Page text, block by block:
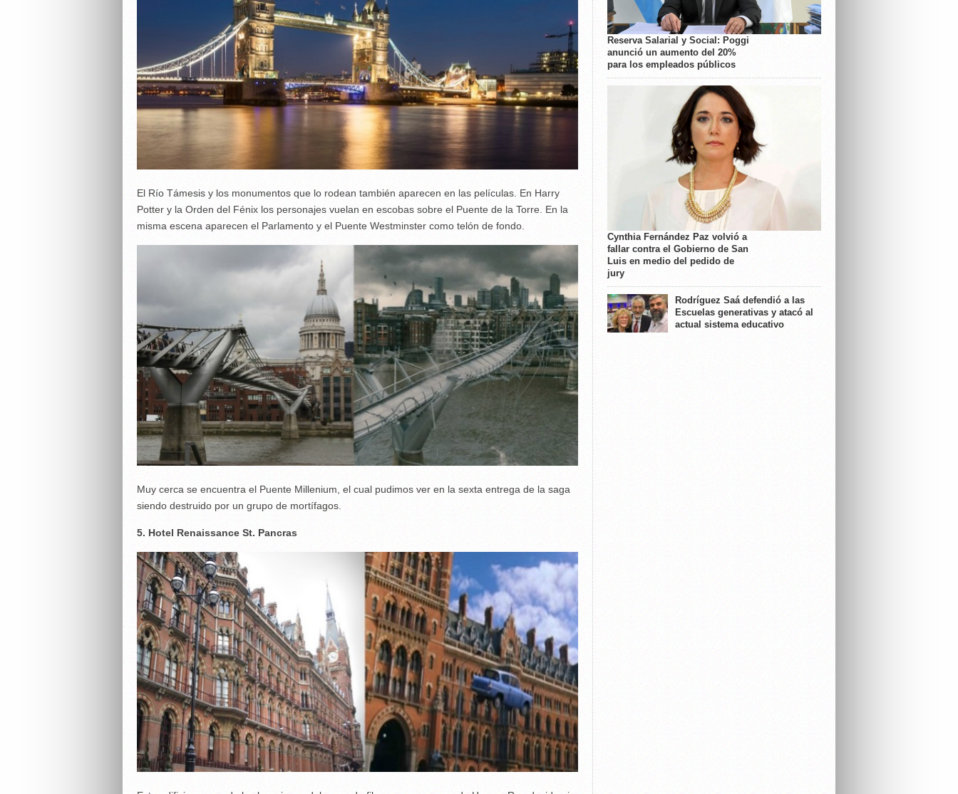
El Río Támesis y los monumentos que lo rodean también aparecen en las películas. En Harry
Potter y la Orden del Fénix los personajes vuelan en escobas sobre el Puente de la Torre. En la
misma escena aparecen el Parlamento y el Puente Westminster como telón de fondo.
Muy cerca se encuentra el Puente Millenium, el cual pudimos ver en la sexta entrega de la saga
siendo destruido por un grupo de mortífagos.
5. Hotel Renaissance St. Pancras
Reserva Salarial y Social: Poggi
anunció un aumento del 20%
para los empleados públicos
Cynthia Fernández Paz volvió a
fallar contra el Gobierno de San
Luis en medio del pedido de
jury
Rodríguez Saá defendió a las
Escuelas generativas y atacó al
actual sistema educativo